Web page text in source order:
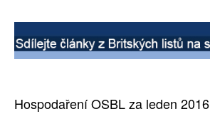
Hospodaření OSBL za leden 2016